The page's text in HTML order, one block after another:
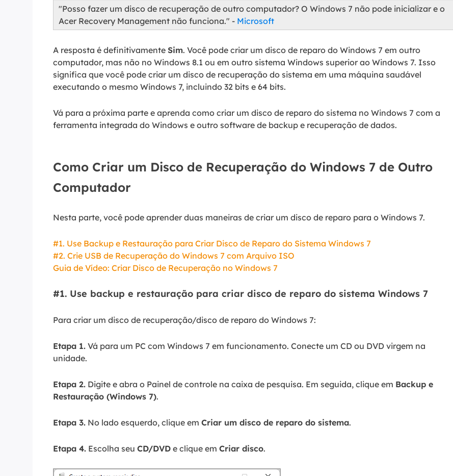
"Posso fazer um disco de recuperação de outro computador? O Windows 7 não pode inicializar e o
Acer Recovery Management não funciona." - Microsoft
A resposta é definitivamente Sim. Você pode criar um disco de reparo do Windows 7 em outro
computador, mas não no Windows 8.1 ou em outro sistema Windows superior ao Windows 7. Isso
significa que você pode criar um disco de recuperação do sistema em uma máquina saudável
executando o mesmo Windows 7, incluindo 32 bits e 64 bits.
Vá para a próxima parte e aprenda como criar um disco de reparo do sistema no Windows 7 com a
ferramenta integrada do Windows e outro software de backup e recuperação de dados.
Como Criar um Disco de Recuperação do Windows 7 de Outro
Computador
Nesta parte, você pode aprender duas maneiras de criar um disco de reparo para o Windows 7.
#1. Use Backup e Restauração para Criar Disco de Reparo do Sistema Windows 7
#2. Crie USB de Recuperação do Windows 7 com Arquivo ISO
Guia de Vídeo: Criar Disco de Recuperação no Windows 7
#1. Use backup e restauração para criar disco de reparo do sistema Windows 7
Para criar um disco de recuperação/disco de reparo do Windows 7:
Etapa 1. Vá para um PC com Windows 7 em funcionamento. Conecte um CD ou DVD virgem na
unidade.
Etapa 2. Digite e abra o Painel de controle na caixa de pesquisa. Em seguida, clique em Backup e
Restauração (Windows 7).
Etapa 3. No lado esquerdo, clique em Criar um disco de reparo do sistema.
Etapa 4. Escolha seu CD/DVD e clique em Criar disco.